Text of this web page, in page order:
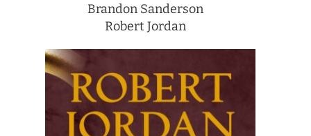
Brandon Sanderson
Robert Jordan